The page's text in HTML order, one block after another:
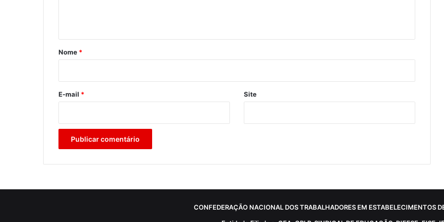
r
*
Nome *
E-mail * Site
CONFEDERAÇÃO NACIONAL DOS TRABALHADORES EM ESTABELECIMENTOS